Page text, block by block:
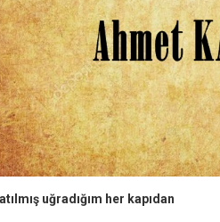
uğradığım her kapıdan